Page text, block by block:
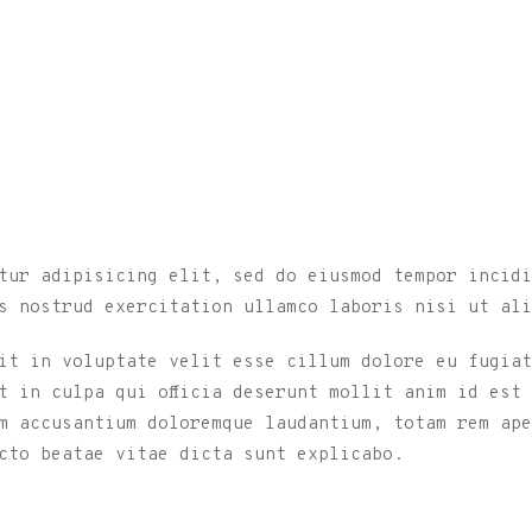
adipisicing elit, sed do eiusmod tempor
nostrud exercitation ullamco laboris nisi ut
in voluptate velit esse cillum dolore eu
in culpa qui officia deserunt mollit anim id est
doloremque laudantium, totam rem
beatae vitae dicta sunt explicabo.